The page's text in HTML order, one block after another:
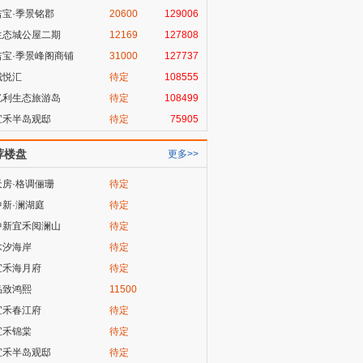
宝·季景铭郡 20600
129006
态城公屋二期
12169
127808
宝·季景峰阁商铺
31000
127737
悦汇
待定
108555
利生态旅游岛
待定
108499
禾半岛观邸
待定 75905
楼盘 更多>>
房·格调俪珊
待定
新·澜湖庭
待定
新宜禾阅澜山
待定
汐海岸
待定
禾海月府
待定
致鸿熙
11500
禾春江府
待定
禾锦棠
待定
禾半岛观邸
待定